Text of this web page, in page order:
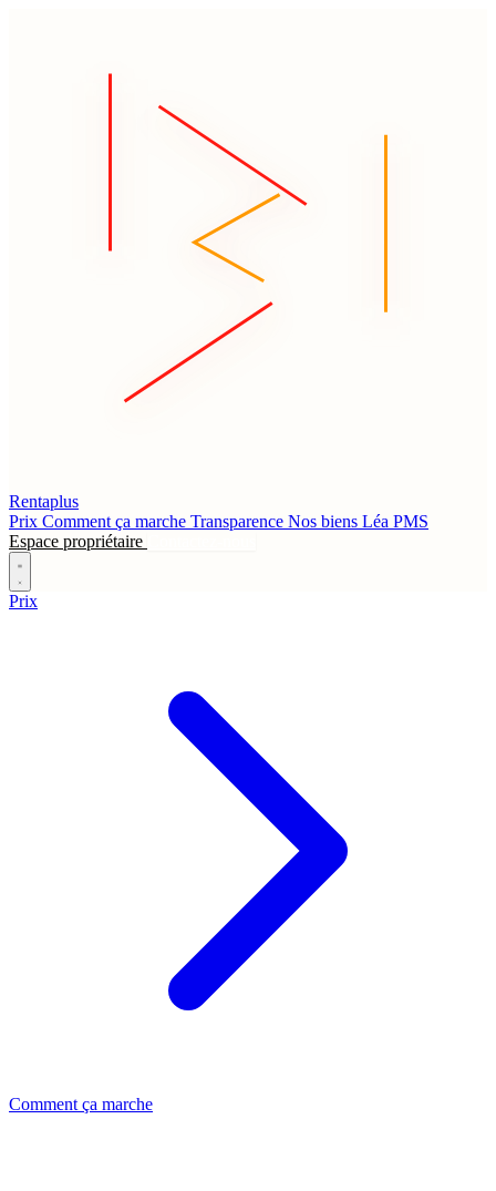
Rentaplus
Prix Comment ça marche Transparence Nos biens Léa PMS
Espace propriétaire
Prix
Comment ça marche